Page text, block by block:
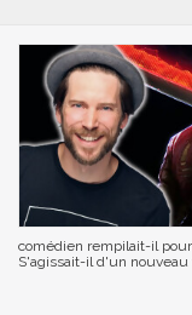
comédien rempilait-il
S'agissait-il d'un